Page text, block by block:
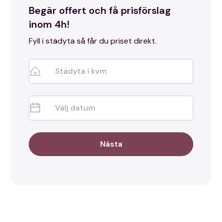
Begär offert och få prisförslag
inom 4h!
Fyll i städyta så får du priset direkt.
Nästa